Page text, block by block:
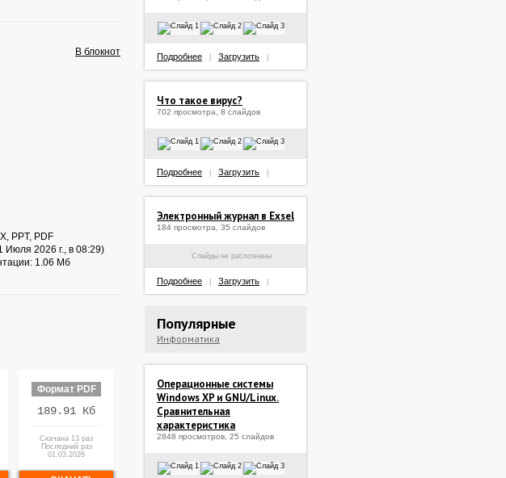
В блокнот
, PPT, PDF
Июля 2026 г., в 08:29)
1.06 Мб
Формат PDF
189.91 Кб
Скачана 13 раз
Последний раз
01.03.2026
Подробнее Загрузить
Что такое вирус?
702 просмотра, 8 слайдов
Подробнее Загрузить
Электронный журнал в Exsel
184 просмотра, 35 слайдов
Слайды не распознаны
Подробнее Загрузить
Популярные
Информатика
Операционные системы
Windows XP и GNU/Linux.
Сравнительная
характеристика
2848 просмотров, 25 слайдов